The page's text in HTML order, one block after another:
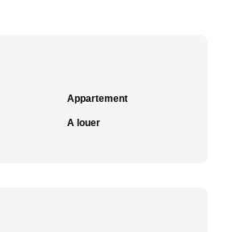
Appartement
A louer